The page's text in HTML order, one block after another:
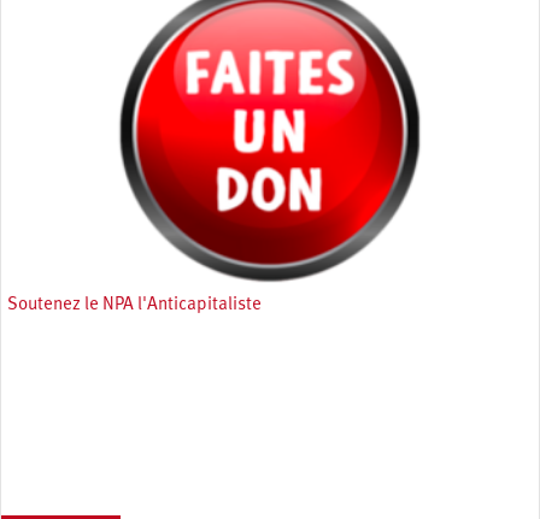
Soutenez le NPA l'Anticapitaliste